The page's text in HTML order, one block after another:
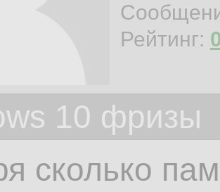
Рейтинг:
10 фризы
сколько